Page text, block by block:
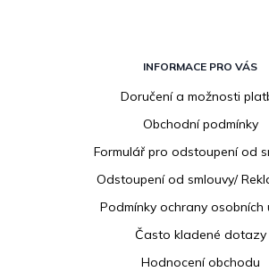
INFORMACE PRO VÁS
Doručení a možnosti
Obchodní podmínky
Formulář pro odstoupení od
Odstoupení od smlouvy/
Podmínky ochrany osobních
Často kladené dotazy
Hodnocení obchodu